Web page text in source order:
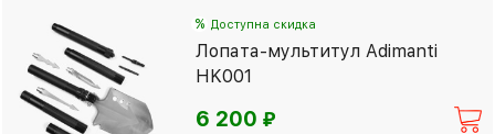
% Доступна скидка
Лопата-мультитул Adimanti
HK001
6 200⃏